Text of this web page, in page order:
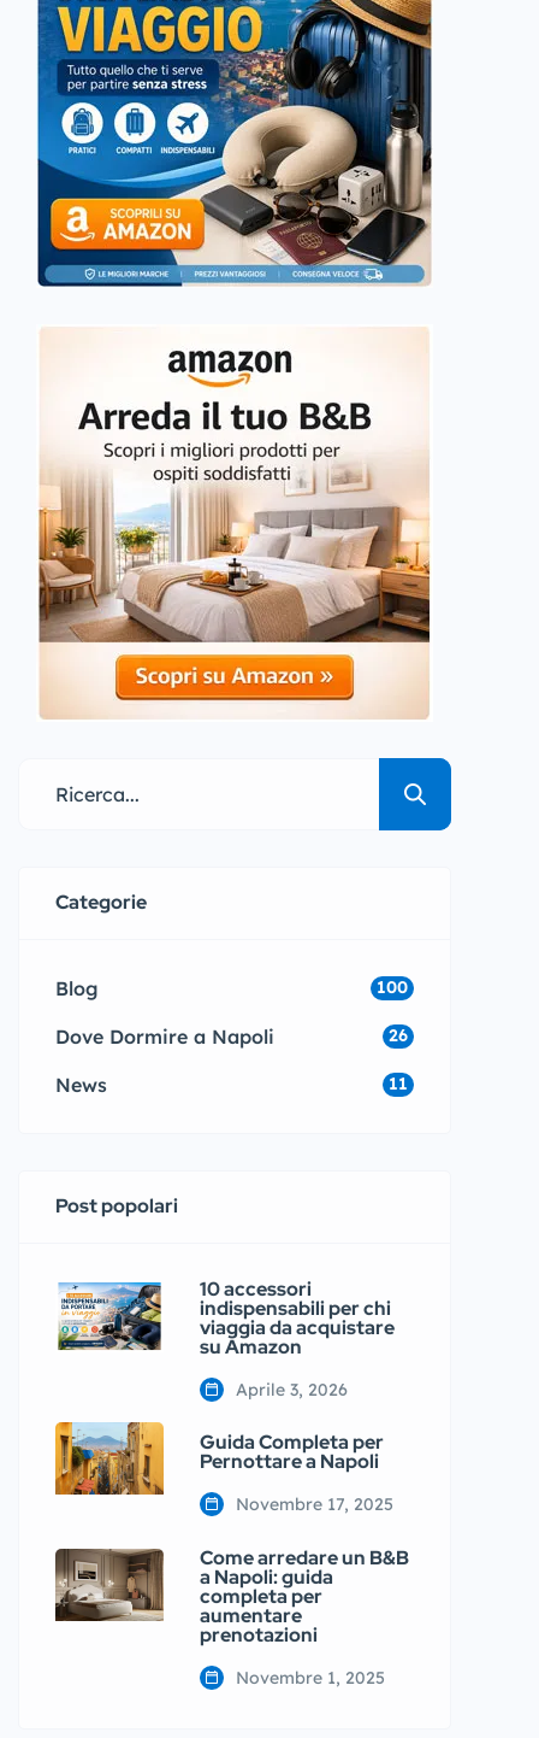
Categorie
Blog 100
Dove Dormire a Napoli 26
News 11
Post popolari
10 accessori
indispensabili per chi
viaggia da acquistare
su Amazon
Aprile 3, 2026
Guida Completa per
Pernottare a Napoli
Novembre 17, 2025
Come arredare un B&B
a Napoli: guida
completa per
aumentare
prenotazioni
Novembre 1, 2025